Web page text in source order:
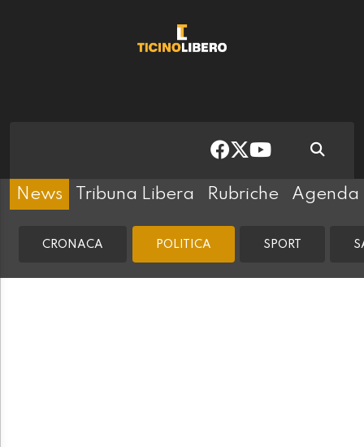
News Tribuna Libera Rubriche Agenda
CRONACA POLITICA SPORT